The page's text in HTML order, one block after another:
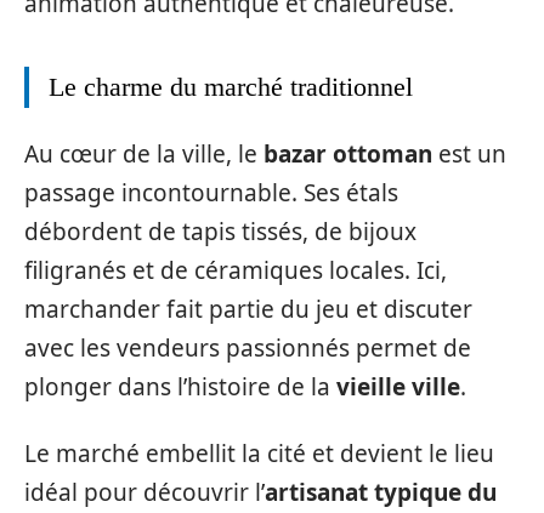
Le charme du marché traditionnel
Au cœur de la ville, le bazar ottoman est un
passage incontournable. Ses étals
débordent de tapis tissés, de bijoux
filigranés et de céramiques locales. Ici,
marchander fait partie du jeu et discuter
avec les vendeurs passionnés permet de
plonger dans l’histoire de la vieille ville.
Le marché embellit la cité et devient le lieu
idéal pour découvrir l’artisanat typique du